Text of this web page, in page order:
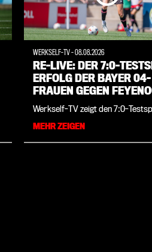
WERKSELF-TV-08.08.2026
RE-LIVE: DER 7:0-
ERFOLG DER BAYER 04-
FRAUEN GEGEN
ROTTERDAM
Werkself-TV zeigt den 7:0-
Feyenoord Rotterdam in voller
MEHR ZEIGEN